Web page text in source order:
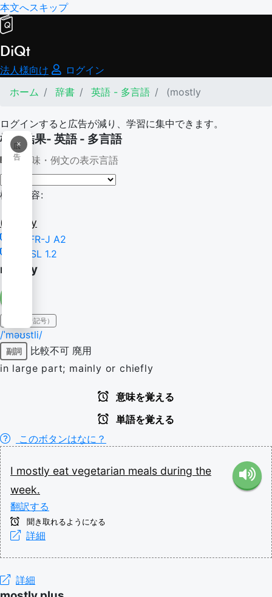
本文へスキップ
DiQt
法人様向け
ログイン
ホーム
辞書 英語 - 多言語 (mostly
ログインすると広告が減り、学習に集中できます。
×
広
告
検索結果- 英語 - 多言語
意味・例文の表示言語
検索内容:
(mostly
CEFR-J A2
NGSL 1.2
mostly
IPA（発音記号）
/ˈməʊstli/
副詞 比較不可 廃用
in large part; mainly or chiefly
意味を覚える
単語を覚える
このボタンはなに？
I mostly eat vegetarian meals during the
week.
翻訳する
聞き取れるようになる
詳細
詳細